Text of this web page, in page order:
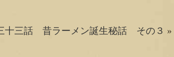
十三話 昔ラーメン誕生秘話 その３ »